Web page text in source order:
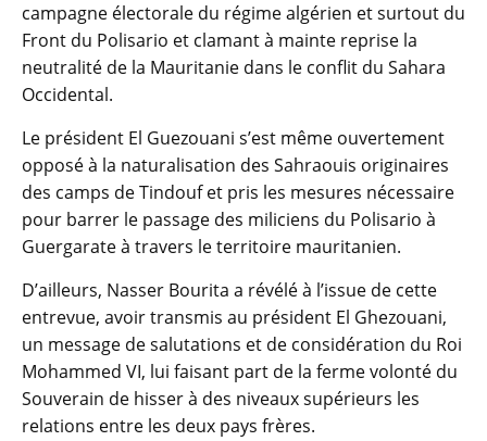
campagne électorale du régime algérien et surtout du
Front du Polisario et clamant à mainte reprise la
neutralité de la Mauritanie dans le conflit du Sahara
Occidental.
Le président El Guezouani s’est même ouvertement
opposé à la naturalisation des Sahraouis originaires
des camps de Tindouf et pris les mesures nécessaire
pour barrer le passage des miliciens du Polisario à
Guergarate à travers le territoire mauritanien.
D’ailleurs, Nasser Bourita a révélé à l’issue de cette
entrevue, avoir transmis au président El Ghezouani,
un message de salutations et de considération du Roi
Mohammed VI, lui faisant part de la ferme volonté du
Souverain de hisser à des niveaux supérieurs les
relations entre les deux pays frères.